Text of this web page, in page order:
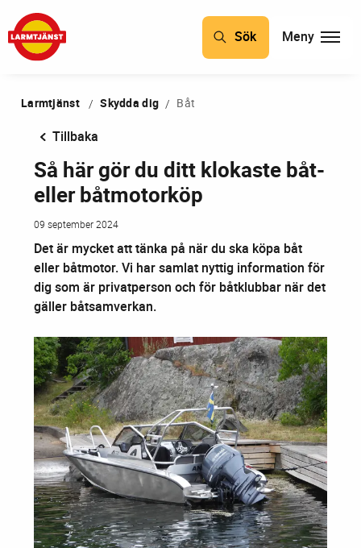
Sök Meny
Larmtjänst Skydda dig Båt
Tillbaka
Så här gör du ditt klokaste båt-
eller båtmotorköp
09 september 2024
Det är mycket att tänka på när du ska köpa båt
eller båtmotor. Vi har samlat nyttig information för
dig som är privatperson och för båtklubbar när det
gäller båtsamverkan.